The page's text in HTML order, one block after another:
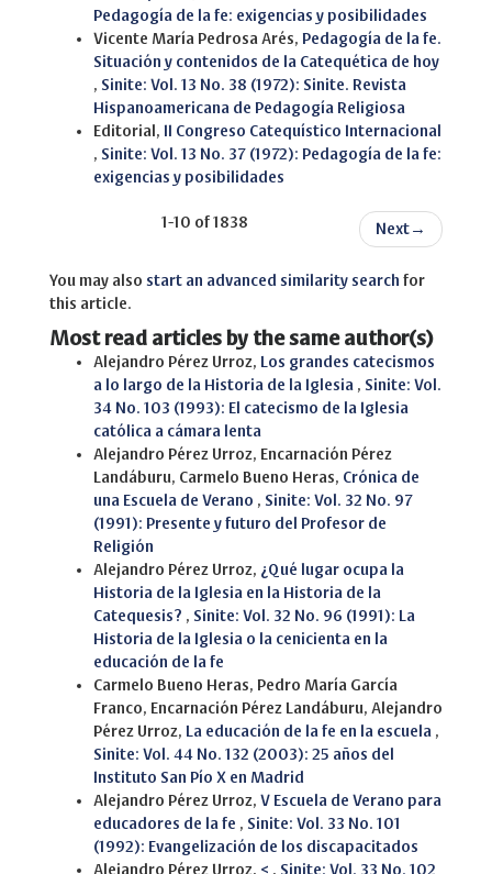
Pedagogía de la fe: exigencias y posibilidades
Vicente María Pedrosa Arés, Pedagogía de la fe.
Situación y contenidos de la Catequética de hoy
, Sinite: Vol. 13 No. 38 (1972): Sinite. Revista
Hispanoamericana de Pedagogía Religiosa
Editorial, II Congreso Catequístico Internacional
, Sinite: Vol. 13 No. 37 (1972): Pedagogía de la fe:
exigencias y posibilidades
1-10 of 1838 Next →
You may also start an advanced similarity search for
this article.
Most read articles by the same author(s)
Alejandro Pérez Urroz, Los grandes catecismos
a lo largo de la Historia de la Iglesia , Sinite: Vol.
34 No. 103 (1993): El catecismo de la Iglesia
católica a cámara lenta
Alejandro Pérez Urroz, Encarnación Pérez
Landáburu, Carmelo Bueno Heras, Crónica de
una Escuela de Verano , Sinite: Vol. 32 No. 97
(1991): Presente y futuro del Profesor de
Religión
Alejandro Pérez Urroz, ¿Qué lugar ocupa la
Historia de la Iglesia en la Historia de la
Catequesis? , Sinite: Vol. 32 No. 96 (1991): La
Historia de la Iglesia o la cenicienta en la
educación de la fe
Carmelo Bueno Heras, Pedro María García
Franco, Encarnación Pérez Landáburu, Alejandro
Pérez Urroz, La educación de la fe en la escuela ,
Sinite: Vol. 44 No. 132 (2003): 25 años del
Instituto San Pío X en Madrid
Alejandro Pérez Urroz, V Escuela de Verano para
educadores de la fe , Sinite: Vol. 33 No. 101
(1992): Evangelización de los discapacitados
Alejandro Pérez Urroz, < , Sinite: Vol. 33 No. 102